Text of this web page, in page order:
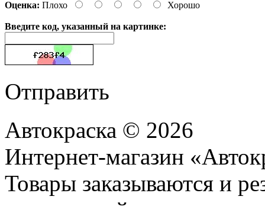
Оценка: Плохо Хорошо
Введите код, указанный на картинке:
Отправить
Автокраска © 2026
Интернет-магазин
Товары заказываются и